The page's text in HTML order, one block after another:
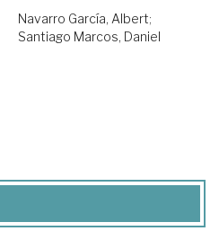
Navarro García, Albert;
Santiago Marcos, Daniel